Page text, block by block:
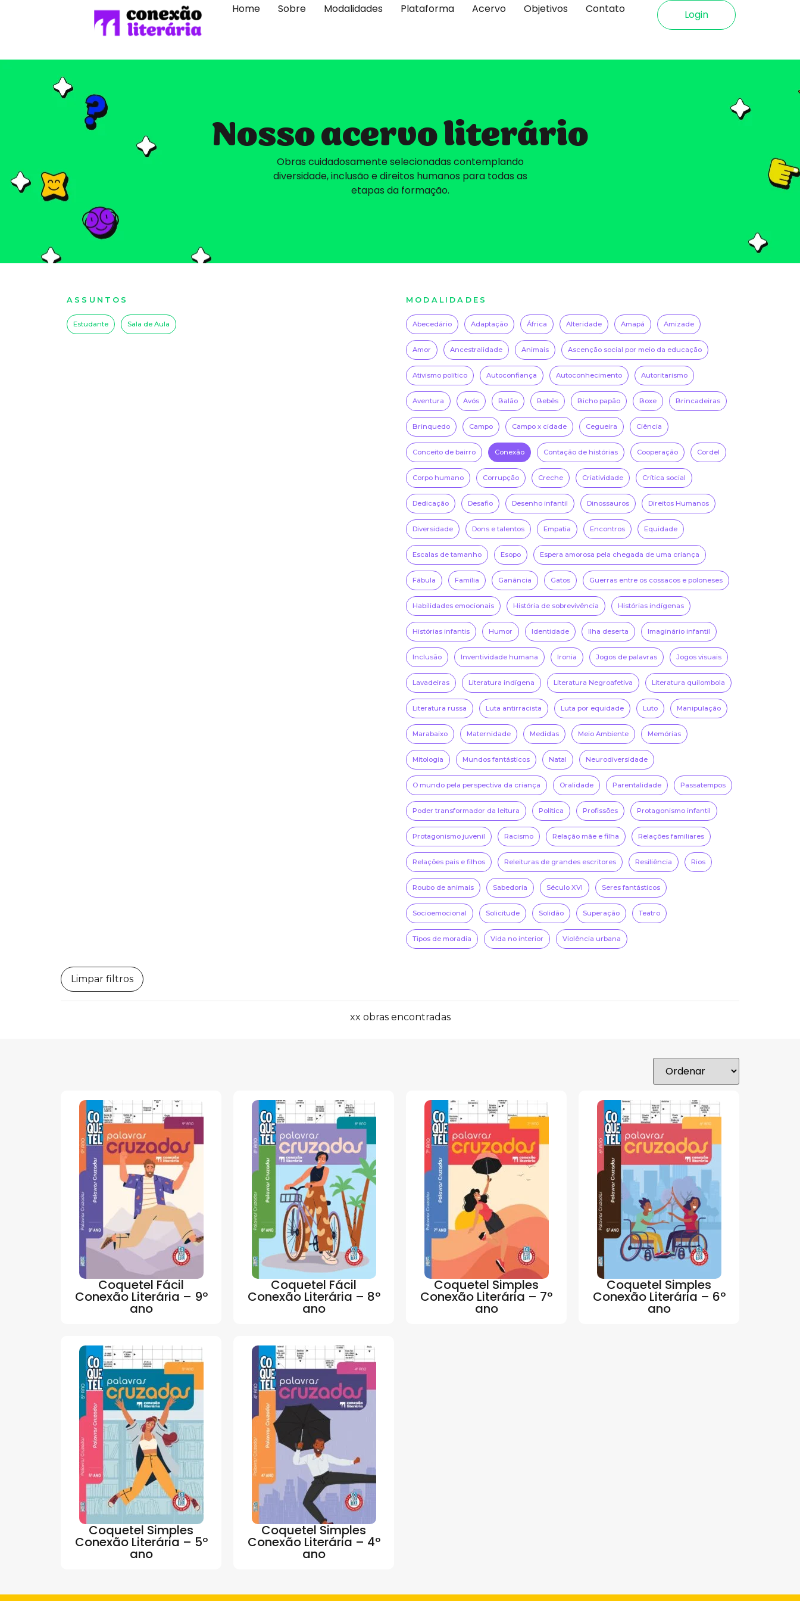
Home Sobre Modalidades Plataforma Acervo Objetivos Contato Login
Nosso acervo literário
Obras cuidadosamente selecionadas contemplando
diversidade, inclusão e direitos humanos para todas as
etapas da formação.
ASSUNTOS
Estudante Sala de Aula
MODALIDADES
Abecedário Adaptação África Alteridade Amapá Amizade
Amor Ancestralidade Animais Ascenção social por meio da educação
Ativismo político Autoconfiança Autoconhecimento Autoritarismo
Aventura Avós Balão Bebês Bicho papão Boxe Brincadeiras
Brinquedo Campo Campo x cidade Cegueira Ciência
Conceito de bairro Conexão Contação de histórias Cooperação Cordel
Corpo humano Corrupção Creche Criatividade Crítica social
Dedicação Desafio Desenho infantil Dinossauros Direitos Humanos
Diversidade Dons e talentos Empatia Encontros Equidade
Escalas de tamanho Esopo Espera amorosa pela chegada de uma criança
Fábula Família Ganância Gatos Guerras entre os cossacos e poloneses
Habilidades emocionais História de sobrevivência Histórias indígenas
Histórias infantis Humor Identidade Ilha deserta Imaginário infantil
Inclusão Inventividade humana Ironia Jogos de palavras Jogos visuais
Lavadeiras Literatura indígena Literatura Negroafetiva Literatura quilombola
Literatura russa Luta antirracista Luta por equidade Luto Manipulação
Marabaixo Maternidade Medidas Meio Ambiente Memórias
Mitologia Mundos fantásticos Natal Neurodiversidade
O mundo pela perspectiva da criança Oralidade Parentalidade Passatempos
Poder transformador da leitura Política Profissões Protagonismo infantil
Protagonismo juvenil Racismo Relação mãe e filha Relações familiares
Relações pais e filhos Releituras de grandes escritores Resiliência Rios
Roubo de animais Sabedoria Século XVI Seres fantásticos
Socioemocional Solicitude Solidão Superação Teatro
Tipos de moradia Vida no interior Violência urbana
Limpar filtros
xx obras encontradas
Coquetel Fácil
Conexão Literária – 9º
ano
Coquetel Fácil
Conexão Literária – 8º
ano
Coquetel Simples
Conexão Literária – 7º
ano
Coquetel Simples
Conexão Literária – 6º
ano
Coquetel Simples
Conexão Literária – 5º
ano
Coquetel Simples
Conexão Literária – 4º
ano